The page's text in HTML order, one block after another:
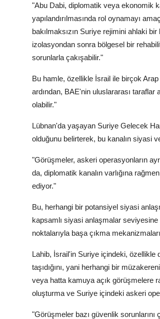
"Abu Dabi, diplomatik veya ekonomik
yapılandırılmasında rol oynamayı
bakılmaksızın Suriye rejimini ahlaki
izolasyondan sonra bölgesel bir
sorunlarla çakışabilir."
Bu hamle, özellikle İsrail ile birçok Arap
ardından, BAE'nin uluslararası
olabilir."
Lübnan'da yaşayan Suriye Gelecek
olduğunu belirterek, bu kanalın siyasi
"Görüşmeler, askeri operasyonların
da, diplomatik kanalın varlığına
ediyor."
Bu, herhangi bir potansiyel siyasi
kapsamlı siyasi anlaşmalar seviyesine
noktalarıyla başa çıkma
Lahib, İsrail'in Suriye içindeki, özellikle
taşıdığını, yani herhangi bir
veya hatta kamuya açık görüşmelere
oluşturma ve Suriye içindeki askeri
"Görüşmeler bazı güvenlik